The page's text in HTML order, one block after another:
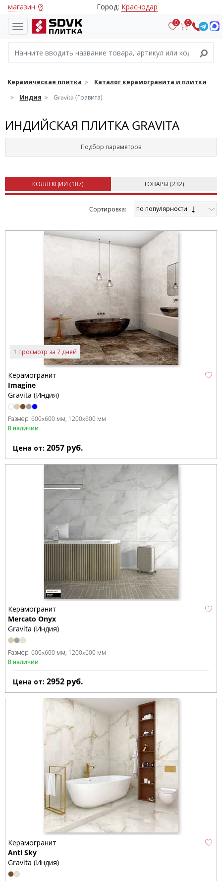
магазин Город: Краснодар
0 0
Керамическая плитка
Каталог керамогранита и плитки
Индия
Gravita (Гравита)
ИНДИЙСКАЯ ПЛИТКА GRAVITA
Подбор параметров
КОЛЛЕКЦИИ (107) ТОВАРЫ (232)
Cортировка: по популярности
1 просмотр за 7 дней
Керамогранит
Imagine
Gravita (Индия)
Размер: 600x600 мм 1200x600 мм
В наличии
Цена от: 2057 руб.
Керамогранит
Mercato Onyx
Gravita (Индия)
Размер: 600x600 мм 1200x600 мм
В наличии
Цена от: 2952 руб.
Керамогранит
Anti Sky
Gravita (Индия)